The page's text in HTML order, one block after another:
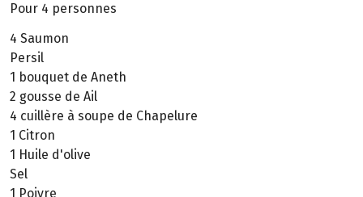
Pour 4 personnes
4 Saumon
Persil
1 bouquet de Aneth
2 gousse de Ail
4 cuillère à soupe de Chapelure
1 Citron
1 Huile d'olive
Sel
1 Poivre